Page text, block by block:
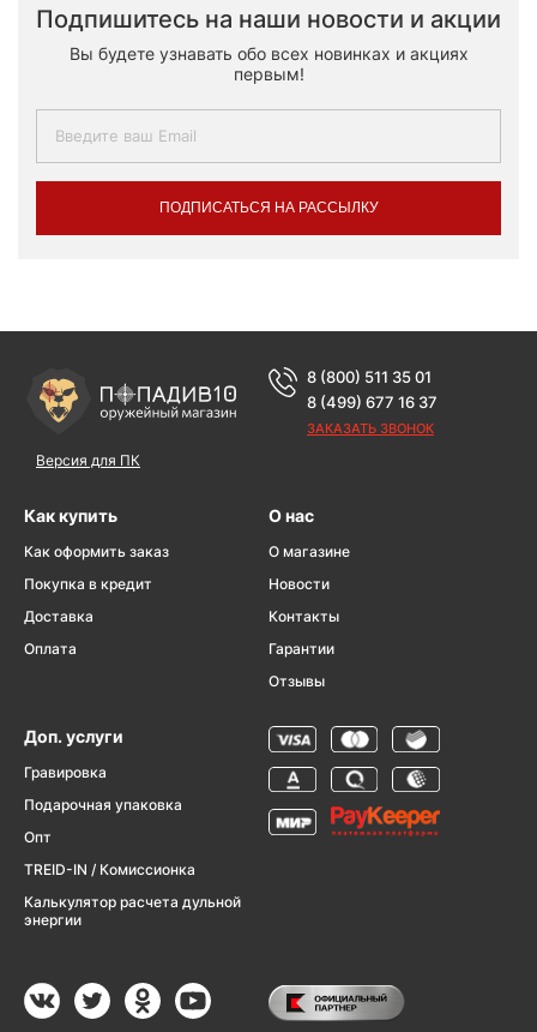
Подпишитесь на наши новости и акции
Вы будете узнавать обо всех новинках и акциях
первым!
ПОДПИСАТЬСЯ НА РАССЫЛКУ
Версия для ПК
8 (800) 511 35 01
8 (499) 677 16 37
ЗАКАЗАТЬ ЗВОНОК
Как купить
Как оформить заказ
Покупка в кредит
Доставка
Оплата
О нас
О магазине
Новости
Контакты
Гарантии
Отзывы
Доп. услуги
Гравировка
Подарочная упаковка
Опт
TREID-IN / Комиссионка
Калькулятор расчета дульной
энергии